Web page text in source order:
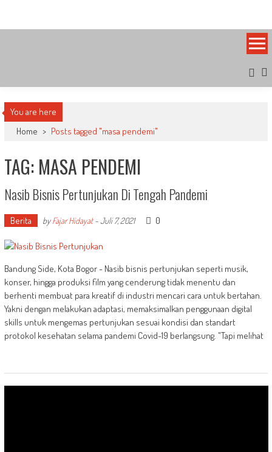
content
You are here
Home > Posts tagged "masa pendemi"
TAG: MASA PENDEMI
Nasib Bisnis Pertunjukan Di Tengah Pandemi
Berita byFajar Hidayat-Juli 7, 2021 0
Bandung Side, Kota Bogor - Nasib bisnis pertunjukan seperti musik,
konser, hingga produksi film yang cenderung tidak menentu dan
berhenti membuat para kreatif di industri mencari cara untuk bertahan.
Yakni dengan melakukan adaptasi, memaksimalkan penggunaan digital
skills untuk mengemas pertunjukan sesuai kondisi dan standart
protokol kesehatan selama pandemi Covid-19 berlangsung. "Tapi melihat